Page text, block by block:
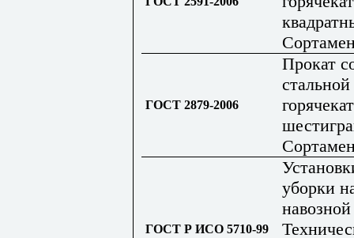
ГОСТ 2879-2006
Прокат
стальной
ГОСТ Р ИСО 5710-99
уборки